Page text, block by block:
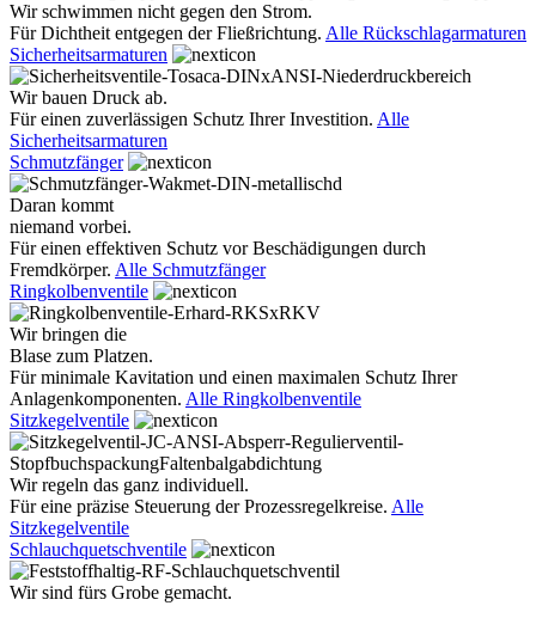
Wir schwimmen nicht gegen den Strom.
Für Dichtheit entgegen der Fließrichtung. Alle Rückschlagarmaturen
Sicherheitsarmaturen
Wir bauen Druck ab.
Für einen zuverlässigen Schutz Ihrer Investition. Alle
Sicherheitsarmaturen
Schmutzfänger
Daran kommt
niemand vorbei.
Für einen effektiven Schutz vor Beschädigungen durch
Fremdkörper. Alle Schmutzfänger
Ringkolbenventile
Wir bringen die
Blase zum Platzen.
Für minimale Kavitation und einen maximalen Schutz Ihrer
Anlagenkomponenten. Alle Ringkolbenventile
Sitzkegelventile
Wir regeln das ganz individuell.
Für eine präzise Steuerung der Prozessregelkreise. Alle
Sitzkegelventile
Schlauchquetschventile
Wir sind fürs Grobe gemacht.